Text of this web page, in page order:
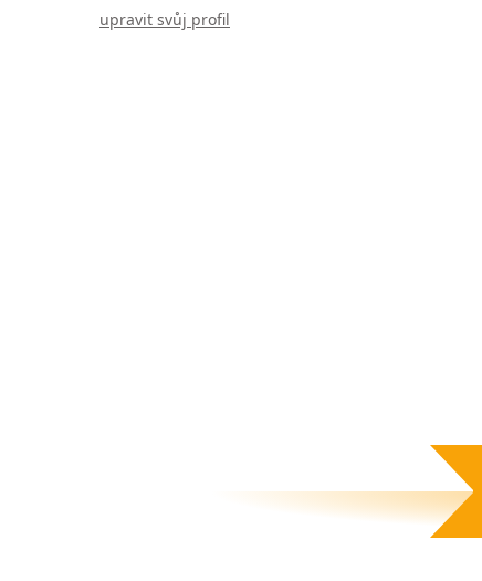
upravit svůj profil